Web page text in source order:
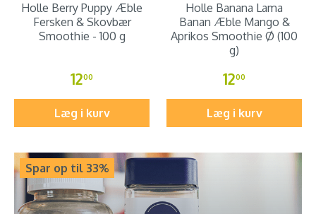
Holle Berry Puppy Æble
Fersken & Skovbær
Smoothie - 100 g
1200
Læg i kurv
Holle Banana Lama
Banan Æble Mango &
Aprikos Smoothie Ø (100
g)
1200
Læg i kurv
Spar op til 33%